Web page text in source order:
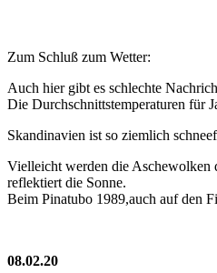
Zum Schluß zum Wetter:
Auch hier gibt es schlechte
Die Durchschnittstemperaturen für
Skandinavien ist so ziemlich
Vielleicht werden die Aschewolken
reflektiert die Sonne.
Beim Pinatubo 1989,auch auf den
08.02.20